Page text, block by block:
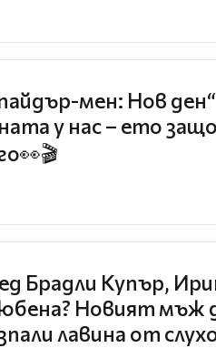
мен: Нов
у нас – ето
Брадли Купър,
Новият мъж
лавина от